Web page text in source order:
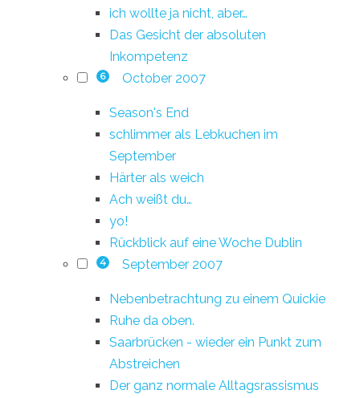
ich wollte ja nicht, aber…
Das Gesicht der absoluten
Inkompetenz
6 October 2007
Season's End
schlimmer als Lebkuchen im
September
Härter als weich
Ach weißt du…
yo!
Rückblick auf eine Woche Dublin
4 September 2007
Nebenbetrachtung zu einem Quickie
Ruhe da oben.
Saarbrücken - wieder ein Punkt zum
Abstreichen
Der ganz normale Alltagsrassismus